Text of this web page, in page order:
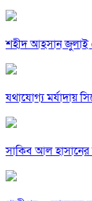
শহীদ আহসান জুলাই
যথাযোগ্য মর্যাদায়
সাকিব আল হাসানের